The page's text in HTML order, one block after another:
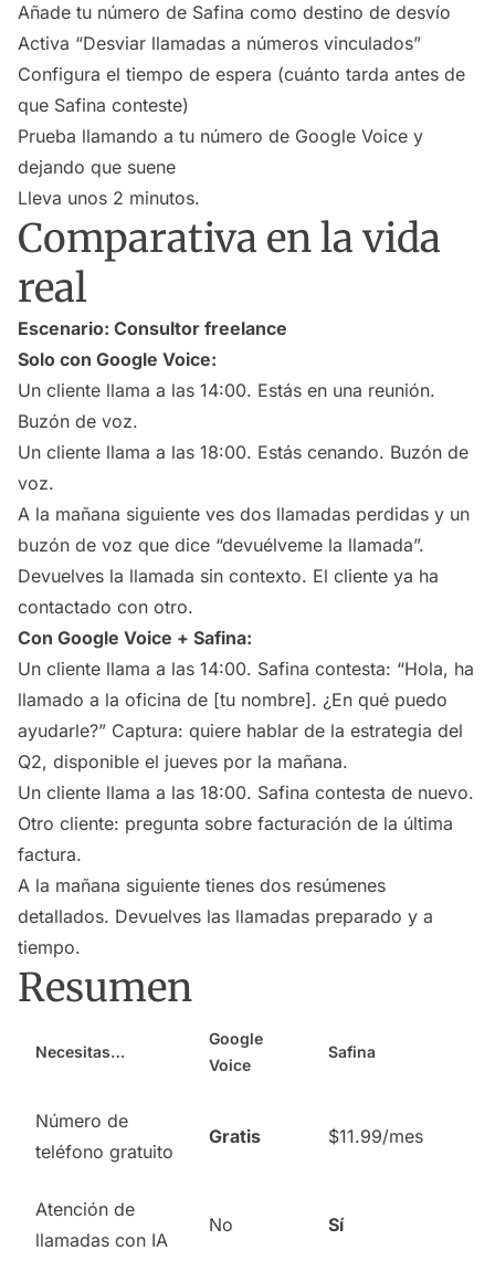
Añade tu número de Safina como destino de desvío
Activa “Desviar llamadas a números vinculados”
Configura el tiempo de espera (cuánto tarda antes de
que Safina conteste)
Prueba llamando a tu número de Google Voice y
dejando que suene
Lleva unos 2 minutos.
Comparativa en la vida
real
Escenario: Consultor freelance
Solo con Google Voice:
Un cliente llama a las 14:00. Estás en una reunión.
Buzón de voz.
Un cliente llama a las 18:00. Estás cenando. Buzón de
voz.
A la mañana siguiente ves dos llamadas perdidas y un
buzón de voz que dice “devuélveme la llamada”.
Devuelves la llamada sin contexto. El cliente ya ha
contactado con otro.
Con Google Voice + Safina:
Un cliente llama a las 14:00. Safina contesta: “Hola, ha
llamado a la oficina de [tu nombre]. ¿En qué puedo
ayudarle?” Captura: quiere hablar de la estrategia del
Q2, disponible el jueves por la mañana.
Un cliente llama a las 18:00. Safina contesta de nuevo.
Otro cliente: pregunta sobre facturación de la última
factura.
A la mañana siguiente tienes dos resúmenes
detallados. Devuelves las llamadas preparado y a
tiempo.
Resumen
Necesitas…
Google
Voice
Safina
Número de
teléfono gratuito
Gratis $11.99/mes
Atención de
llamadas con IA
No Sí